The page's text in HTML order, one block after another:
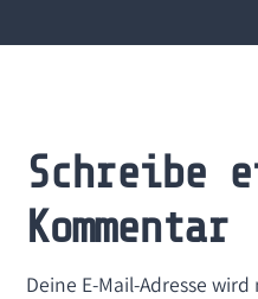
Schreibe
Kommentar
Deine E-Mail-Adresse